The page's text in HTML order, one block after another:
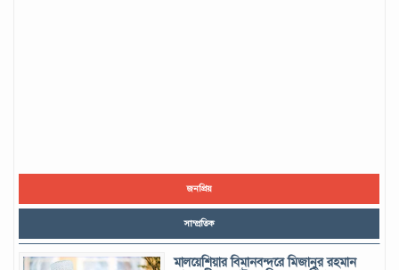
জনপ্রিয়
সাম্প্রতিক
মালয়েশিয়ার বিমানবন্দরে মিজানুর রহমান